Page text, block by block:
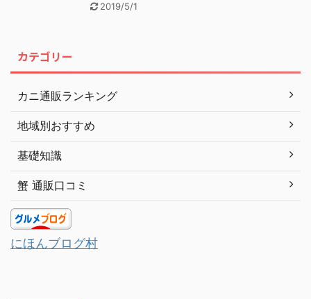
2019/5/1
カテゴリー
カニ通販ランキング
地域別おすすめ
基礎知識
蟹 通販口コミ
にほんブログ村